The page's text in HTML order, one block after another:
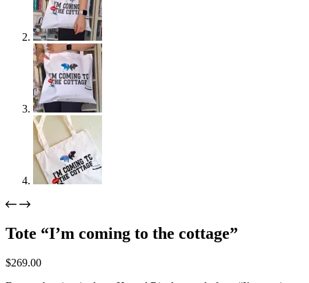
Tote “I’m coming to the cottage”
$269.00